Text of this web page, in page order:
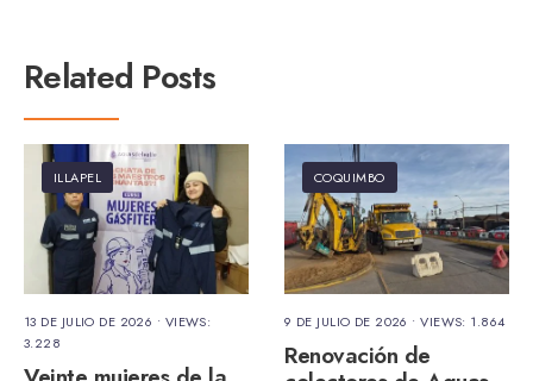
Related Posts
ILLAPEL
13 DE JULIO DE 2026 • VIEWS:
3.228
COQUIMBO
9 DE JULIO DE 2026 •VIEWS: 1.864
Renovación de